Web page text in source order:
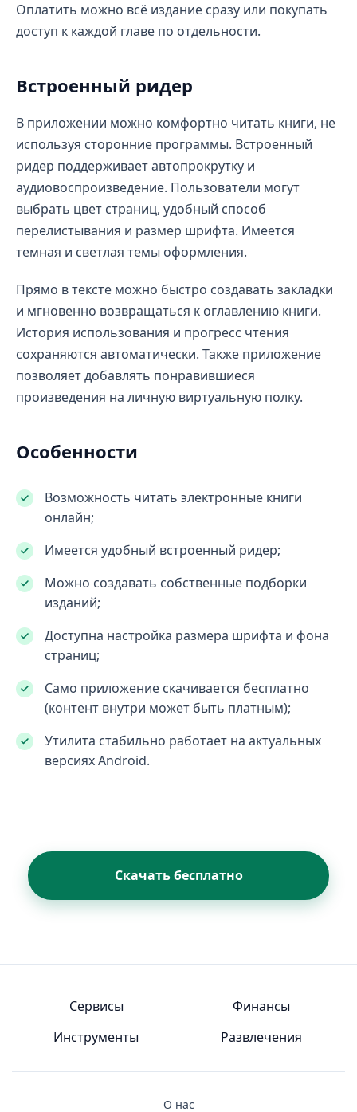
Оплатить можно всё издание сразу или покупать
доступ к каждой главе по отдельности.
Встроенный ридер
В приложении можно комфортно читать книги, не
используя сторонние программы. Встроенный
ридер поддерживает автопрокрутку и
аудиовоспроизведение. Пользователи могут
выбрать цвет страниц, удобный способ
перелистывания и размер шрифта. Имеется
темная и светлая темы оформления.
Прямо в тексте можно быстро создавать закладки
и мгновенно возвращаться к оглавлению книги.
История использования и прогресс чтения
сохраняются автоматически. Также приложение
позволяет добавлять понравившиеся
произведения на личную виртуальную полку.
Особенности
Возможность читать электронные книги
онлайн;
Имеется удобный встроенный ридер;
Можно создавать собственные подборки
изданий;
Доступна настройка размера шрифта и фона
страниц;
Само приложение скачивается бесплатно
(контент внутри может быть платным);
Утилита стабильно работает на актуальных
версиях Android.
Скачать бесплатно
Сервисы
Финансы
Инструменты
Развлечения
О нас